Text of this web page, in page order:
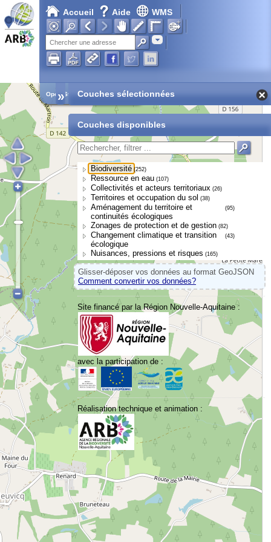
Accueil Aide WMS
Adresse
Open Street Map
» Couches sélectionnées
Couches disponibles
Biodiversité (252)
Ressource en eau (107)
Collectivités et acteurs territoriaux (26)
Territoires et occupation du sol (38)
Aménagement du territoire et
continuités écologiques
(95)
Zonages de protection et de gestion (82)
Changement climatique et transition
écologique
(43)
Nuisances, pressions et risques (165)
Glisser-déposer vos données au format GeoJSON
Comment convertir vos données?
Site financé par la Région Nouvelle-Aquitaine :
avec la participation de :
Réalisation technique et animation :